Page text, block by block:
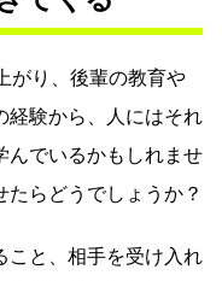
がり、後輩の教育や
経験から、人にはそれ
んでいるかもしれませ
らどうでしょうか？
こと、相手を受け入れ